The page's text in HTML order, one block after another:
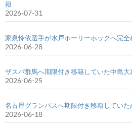
籍
2026-07-31
家泉怜依選手が水戸ホーリーホックへ完全
2026-06-28
ザスパ群馬へ期限付き移籍していた中島
2026-06-25
名古屋グランパスへ期限付き移籍してい
2026-06-18